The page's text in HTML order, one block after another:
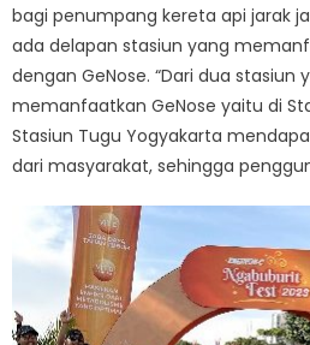
bagi penumpang kereta api jarak
ada delapan stasiun yang
dengan GeNose. “Dari dua stasiun
memanfaatkan GeNose yaitu di
Stasiun Tugu Yogyakarta
dari masyarakat, sehingga